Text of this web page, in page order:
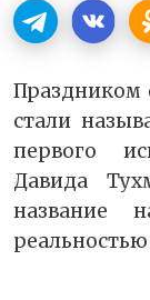
Праздником
стали
первого
Давида
название
реальностью